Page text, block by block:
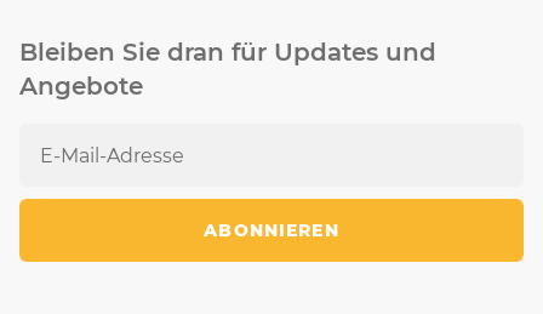
Bleiben Sie dran für Updates und
Angebote
ABONNIEREN